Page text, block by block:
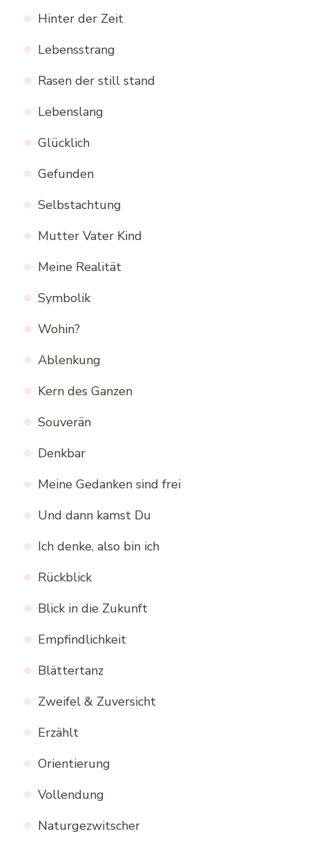
Hinter der Zeit
Lebensstrang
Rasen der still stand
Lebenslang
Glücklich
Gefunden
Selbstachtung
Mutter Vater Kind
Meine Realität
Symbolik
Wohin?
Ablenkung
Kern des Ganzen
Souverän
Denkbar
Meine Gedanken sind frei
Und dann kamst Du
Ich denke, also bin ich
Rückblick
Blick in die Zukunft
Empfindlichkeit
Blättertanz
Zweifel & Zuversicht
Erzählt
Orientierung
Vollendung
Naturgezwitscher